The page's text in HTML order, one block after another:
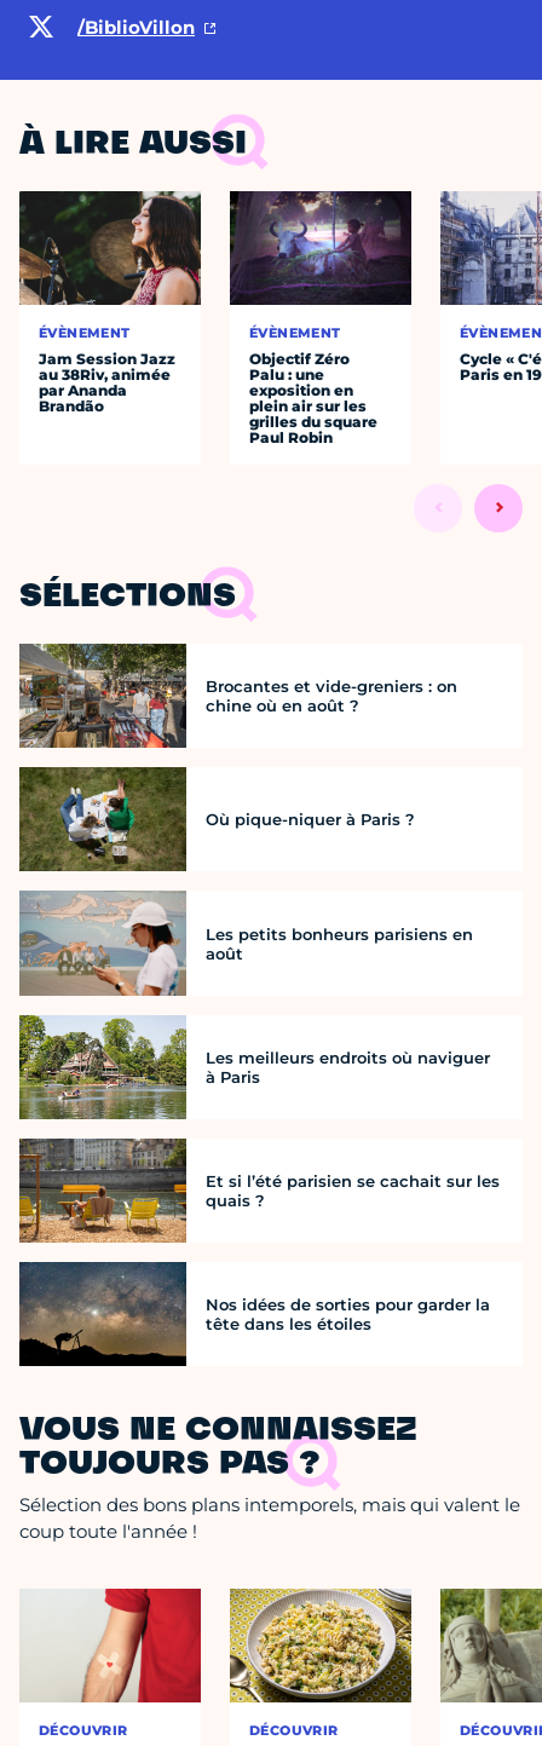
/BiblioVillon
À LIRE AUSSI
ÉVÈNEMENT
Jam Session Jazz
au 38Riv, animée
par Ananda
Brandão
ÉVÈNEMENT
Objectif Zéro
Palu : une
exposition en
plein air sur les
grilles du square
Paul Robin
Cycle «
Paris en
SÉLECTIONS
Brocantes et vide-greniers : on
chine où en août ?
Où pique-niquer à Paris ?
Les petits bonheurs parisiens en
août
Les meilleurs endroits où naviguer
à Paris
Et si l’été parisien se cachait sur les
quais ?
Nos idées de sorties pour garder la
tête dans les étoiles
VOUS NE CONNAISSEZ
TOUJOURS PAS ?
Sélection des bons plans intemporels, mais qui valent le
coup toute l'année !
DÉCOUVRIR DÉCOUVRIR